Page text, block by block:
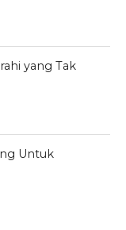
yang Tak
Untuk